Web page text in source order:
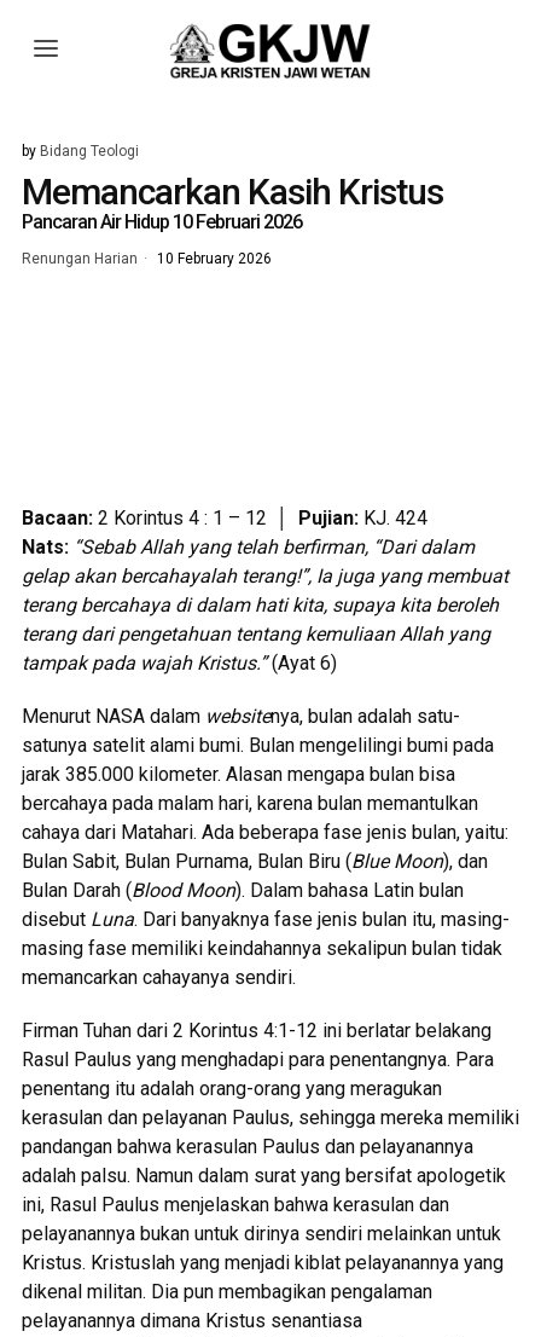
by Bidang Teologi
Memancarkan Kasih Kristus
Pancaran Air Hidup 10 Februari 2026
Renungan Harian 10 February 2026
Bacaan: 2 Korintus 4 : 1 – 12 │ Pujian: KJ. 424
Nats: “Sebab Allah yang telah berfirman, “Dari dalam
gelap akan bercahayalah terang!”, Ia juga yang membuat
terang bercahaya di dalam hati kita, supaya kita beroleh
terang dari pengetahuan tentang kemuliaan Allah yang
tampak pada wajah Kristus.”(Ayat 6)
Menurut NASA dalam websitenya, bulan adalah satu-
satunya satelit alami bumi. Bulan mengelilingi bumi pada
jarak 385.000 kilometer. Alasan mengapa bulan bisa
bercahaya pada malam hari, karena bulan memantulkan
cahaya dari Matahari. Ada beberapa fase jenis bulan, yaitu:
Bulan Sabit, Bulan Purnama, Bulan Biru (Blue Moon), dan
Bulan Darah (Blood Moon). Dalam bahasa Latin bulan
disebut Luna. Dari banyaknya fase jenis bulan itu, masing-
masing fase memiliki keindahannya sekalipun bulan tidak
memancarkan cahayanya sendiri.
Firman Tuhan dari 2 Korintus 4:1-12 ini berlatar belakang
Rasul Paulus yang menghadapi para penentangnya. Para
penentang itu adalah orang-orang yang meragukan
kerasulan dan pelayanan Paulus, sehingga mereka memiliki
pandangan bahwa kerasulan Paulus dan pelayanannya
adalah palsu. Namun dalam surat yang bersifat apologetik
ini, Rasul Paulus menjelaskan bahwa kerasulan dan
pelayanannya bukan untuk dirinya sendiri melainkan untuk
Kristus. Kristuslah yang menjadi kiblat pelayanannya yang
dikenal militan. Dia pun membagikan pengalaman
pelayanannya dimana Kristus senantiasa